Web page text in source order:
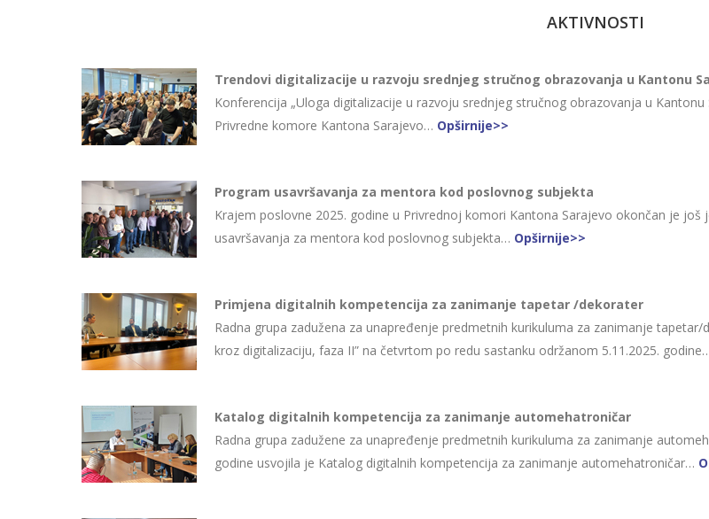
AKTIVNOSTI
Trendovi digitalizacije u razvoju srednjeg stručnog obrazovanja u Kantonu
Konferencija „Uloga digitalizacije u razvoju srednjeg stručnog obrazovanja u
Privredne komore Kantona Sarajevo… Opširnije>>
Program usavršavanja za mentora kod poslovnog subjekta
Krajem poslovne 2025. godine u Privrednoj komori Kantona Sarajevo okončan je
usavršavanja za mentora kod poslovnog subjekta… Opširnije>>
Primjena digitalnih kompetencija za zanimanje tapetar /dekorater
Radna grupa zadužena za unapređenje predmetnih kurikuluma za zanimanje
kroz digitalizaciju, faza II” na četvrtom po redu sastanku održanom 5.11.2025.
Katalog digitalnih kompetencija za zanimanje automehatroničar
Radna grupa zadužene za unapređenje predmetnih kurikuluma za zanimanje
godine usvojila je Katalog digitalnih kompetencija za zanimanje automehatroničar…